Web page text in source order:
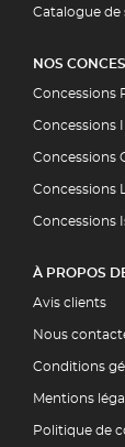
Catalogue de
NOS
Concessions
Concessions
Concessions
Concessions
Concessions
À PROPOS
Avis clients
Nous
Conditions
Mentions
Politique de